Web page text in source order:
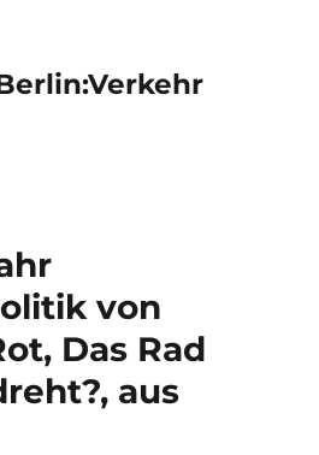
von
Das Rad
aus